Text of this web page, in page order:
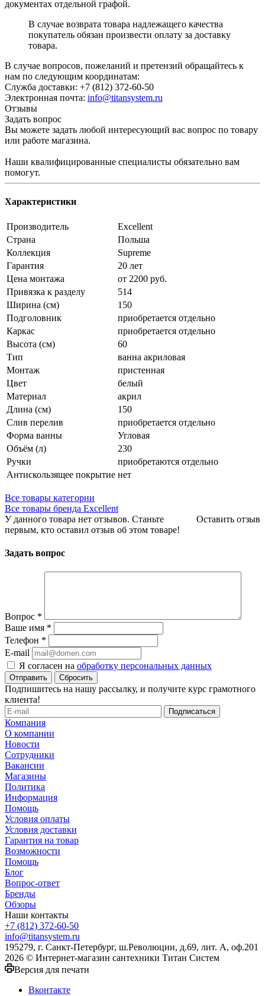
документах отдельной графой.
В случае возврата товара надлежащего качества
покупатель обязан произвести оплату за доставку
товара.
В случае вопросов, пожеланий и претензий обращайтесь к
нам по следующим координатам:
Служба доставки: +7 (812) 372-60-50
Электронная почта: info@titansystem.ru
Отзывы
Задать вопрос
Вы можете задать любой интересующий вас вопрос по товару
или работе магазина.
Наши квалифицированные специалисты обязательно вам
помогут.
Характеристики
Производитель
Excellent
Страна
Польша
Коллекция
Supreme
Гарантия
20 лет
Цена монтажа
от 2200 руб.
Привязка к разделу
514
Ширина (см)
150
Подголовник
приобретается отдельно
Каркас
приобретается отдельно
Высота (см)
60
Тип
ванна акриловая
Монтаж
пристенная
Цвет
белый
Материал
акрил
Длина (см)
150
Слив перелив
приобретается отдельно
Форма ванны
Угловая
Объём (л)
230
Ручки
приобретаются отдельно
Антискользящее покрытие нет
Все товары категории
Все товары бренда Excellent
Оставить отзыв
У данного товара нет отзывов. Станьте
первым, кто оставил отзыв об этом товаре!
Задать вопрос
Вопрос *
Ваше имя *
Телефон *
E-mail
Я согласен на обработку персональных данных
Сбросить
Подпишитесь на нашу рассылку, и получите курс грамотного
клиента!
Компания
О компании
Новости
Сотрудники
Вакансии
Магазины
Политика
Информация
Помощь
Условия оплаты
Условия доставки
Гарантия на товар
Возможности
Помощь
Блог
Вопрос-ответ
Бренды
Обзоры
Наши контакты
+7 (812) 372-60-50
info@titansystem.ru
195279, г. Санкт-Петербург, ш.Революции, д.69, лит. А, оф.201
2026 © Интернет-магазин сантехники Титан Систем
Версия для печати
Вконтакте